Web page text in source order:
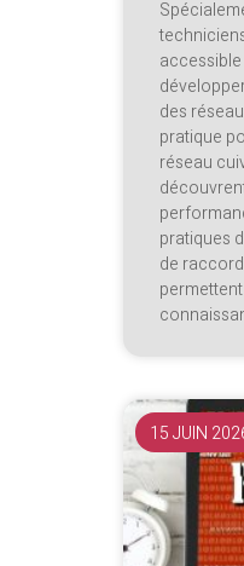
des
pratique
réseau
pratiques
de
15 JUIN